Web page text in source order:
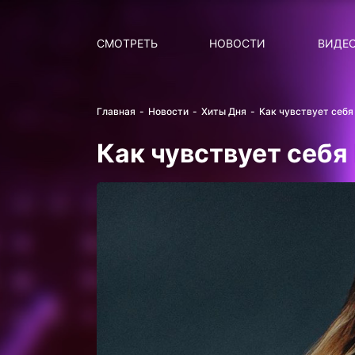
СМОТРЕТЬ НОВОСТИ
Главная Новости Хиты Дня Как чувствует
Как чувствует